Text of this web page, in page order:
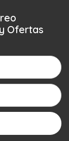
Ofertas